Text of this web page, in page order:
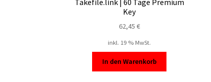
Key
62,45 €
inkl. 19 % MwSt.
In den Warenkorb